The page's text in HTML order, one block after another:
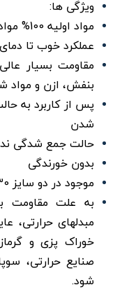
ویژگی ها:
مواد اولیه 100% مواد خارجی
عملکرد خوب تا دمای 315 درجه سانتیگراد
مقاومت بسیار
بنفش، ازن و مواد
پس از کاربرد به
شدن
حالت جمع شدگی
بدون خورندگی
موجود در دو سایز 30 و 85 گرمی
به علت مقاومت
مبدلهای حرارتی،
خوراک پزی و
صنایع حرارتی،
شود.